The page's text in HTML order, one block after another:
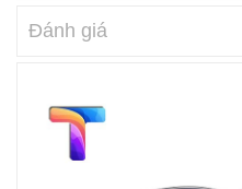
Đánh giá